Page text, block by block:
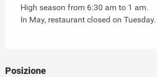
High season from 6:30 am to 1 am.
In May, restaurant closed on Tuesday.
Posizione